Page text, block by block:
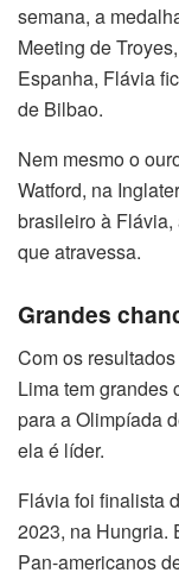
semana, a
Meeting de
Espanha, Flávia
de Bilbao.
Nem mesmo o
Watford, na
brasileiro à
que atravessa.
Grandes
Com os
Lima tem grandes
para a Olimpíada
ela é líder.
Flávia foi finalista
2023, na Hungria.
Pan-americanos